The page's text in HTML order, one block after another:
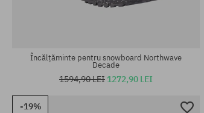
Încălțăminte pentru snowboard Northwave
Decade
1594,90 LEI 1272,90 LEI
-19%